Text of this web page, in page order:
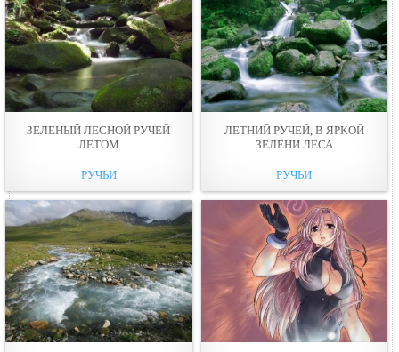
ЗЕЛЕНЫЙ ЛEСНОЙ РУЧЕЙ
ЛЕТОМ
РУЧЬИ
ЛЕТНИЙ РУЧЕЙ, В ЯРКОЙ
ЗЕЛЕНИ ЛЕСА
РУЧЬИ